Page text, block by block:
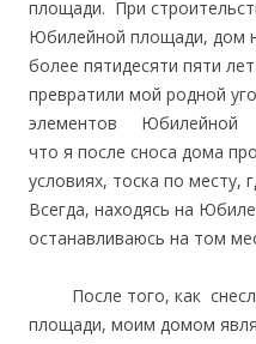
площади. При
Юбилейной площади, дом
более пятидесяти пяти
превратили мой родной
элементов Юбилейной
что я после сноса дома
условиях, тоска по месту,
Всегда, находясь на
останавливаюсь на том
После того, как
площади, моим домом